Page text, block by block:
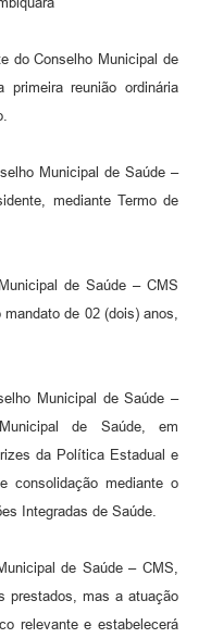
do Conselho Municipal de
reunião ordinária
Municipal de Saúde –
mediante Termo de
de Saúde – CMS
de 02 (dois) anos,
Municipal de Saúde –
de Saúde, em
da Política Estadual e
consolidação mediante o
Integradas de Saúde.
de Saúde – CMS,
prestados, mas a atuação
relevante e estabelecerá